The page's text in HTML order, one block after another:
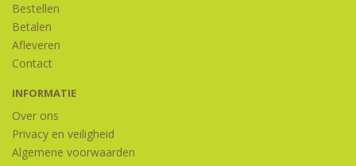
Bestellen
Betalen
Afleveren
Contact
INFORMATIE
Over ons
Privacy en veiligheid
Algemene voorwaarden